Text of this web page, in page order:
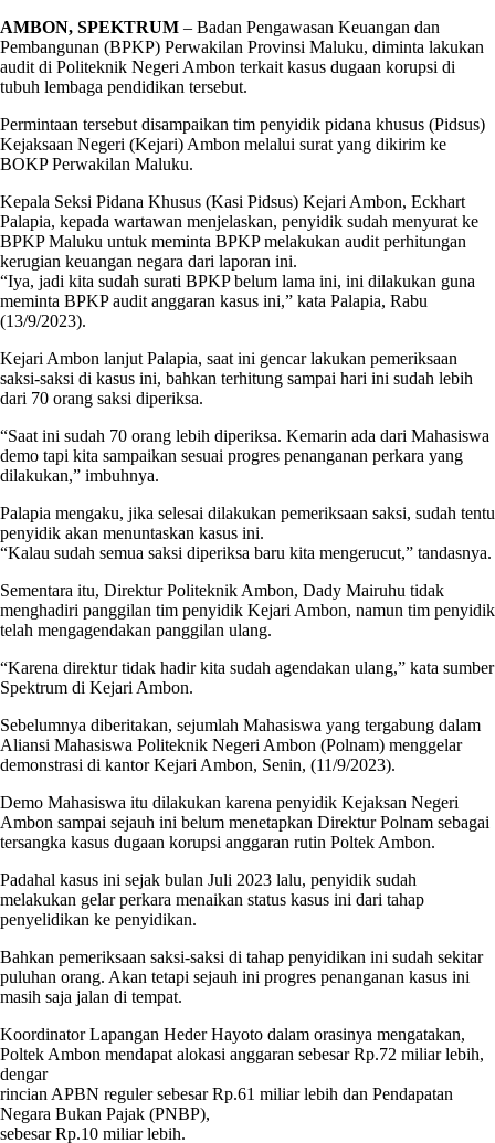
AMBON, SPEKTRUM – Badan Pengawasan Keuangan dan
Pembangunan (BPKP) Perwakilan Provinsi Maluku, diminta lakukan
audit di Politeknik Negeri Ambon terkait kasus dugaan korupsi di
tubuh lembaga pendidikan tersebut.
Permintaan tersebut disampaikan tim penyidik pidana khusus (Pidsus)
Kejaksaan Negeri (Kejari) Ambon melalui surat yang dikirim ke
BOKP Perwakilan Maluku.
Kepala Seksi Pidana Khusus (Kasi Pidsus) Kejari Ambon, Eckhart
Palapia, kepada wartawan menjelaskan, penyidik sudah menyurat ke
BPKP Maluku untuk meminta BPKP melakukan audit perhitungan
kerugian keuangan negara dari laporan ini.
“Iya, jadi kita sudah surati BPKP belum lama ini, ini dilakukan guna
meminta BPKP audit anggaran kasus ini,” kata Palapia, Rabu
(13/9/2023).
Kejari Ambon lanjut Palapia, saat ini gencar lakukan pemeriksaan
saksi-saksi di kasus ini, bahkan terhitung sampai hari ini sudah lebih
dari 70 orang saksi diperiksa.
“Saat ini sudah 70 orang lebih diperiksa. Kemarin ada dari Mahasiswa
demo tapi kita sampaikan sesuai progres penanganan perkara yang
dilakukan,” imbuhnya.
Palapia mengaku, jika selesai dilakukan pemeriksaan saksi, sudah tentu
penyidik akan menuntaskan kasus ini.
“Kalau sudah semua saksi diperiksa baru kita mengerucut,” tandasnya.
Sementara itu, Direktur Politeknik Ambon, Dady Mairuhu tidak
menghadiri panggilan tim penyidik Kejari Ambon, namun tim penyidik
telah mengagendakan panggilan ulang.
“Karena direktur tidak hadir kita sudah agendakan ulang,” kata sumber
Spektrum di Kejari Ambon.
Sebelumnya diberitakan, sejumlah Mahasiswa yang tergabung dalam
Aliansi Mahasiswa Politeknik Negeri Ambon (Polnam) menggelar
demonstrasi di kantor Kejari Ambon, Senin, (11/9/2023).
Demo Mahasiswa itu dilakukan karena penyidik Kejaksan Negeri
Ambon sampai sejauh ini belum menetapkan Direktur Polnam sebagai
tersangka kasus dugaan korupsi anggaran rutin Poltek Ambon.
Padahal kasus ini sejak bulan Juli 2023 lalu, penyidik sudah
melakukan gelar perkara menaikan status kasus ini dari tahap
penyelidikan ke penyidikan.
Bahkan pemeriksaan saksi-saksi di tahap penyidikan ini sudah sekitar
puluhan orang. Akan tetapi sejauh ini progres penanganan kasus ini
masih saja jalan di tempat.
Koordinator Lapangan Heder Hayoto dalam orasinya mengatakan,
Poltek Ambon mendapat alokasi anggaran sebesar Rp.72 miliar lebih,
dengar
rincian APBN reguler sebesar Rp.61 miliar lebih dan Pendapatan
Negara Bukan Pajak (PNBP),
sebesar Rp.10 miliar lebih.